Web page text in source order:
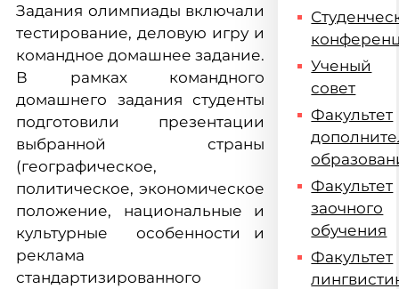
Задания олимпиады включали
тестирование, деловую игру и
командное домашнее задание.
В рамках командного
домашнего задания студенты
подготовили презентации
выбранной страны
(географическое,
политическое, экономическое
положение, национальные и
культурные особенности и
реклама
стандартизированного
Ученый
совет
Факультет
Факультет
заочного
обучения
Факультет